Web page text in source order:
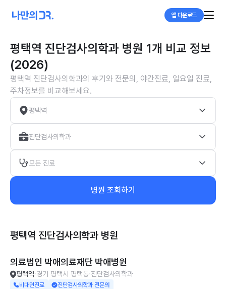
앱 다운로드
평택역 진단검사의학과 병원 1개 비교 정보
(2026)
평택역 진단검사의학과의 후기와 전문의, 야간진료, 일요일 진료,
주차정보를 비교해보세요.
평택역
진단검사의학과
모든 진료
병원 조회하기
평택역 진단검사의학과 병원
의료법인 박애의료재단 박애병원
평택역 경기 평택시 평택동 진단검사의학과
비대면진료 진단검사의학과 전문의